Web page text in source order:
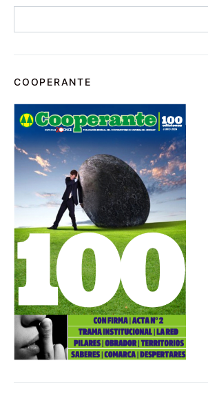
COOPERANTE